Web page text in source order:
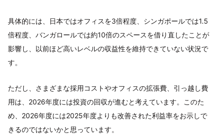
具体的には、日本ではオフィスを3倍程度、シンガポールでは1.5
倍程度、バンガロールでは約10倍のスペースを借り直したことが
影響し、以前ほど高いレベルの収益性を維持できていない状況で
す。
ただし、さまざまな採用コストやオフィスの拡張費、引っ越し費
用は、2026年度には投資の回収が進むと考えています。このた
め、2026年度には2025年度よりも改善された利益率をお示しで
きるのではないかと思っています。